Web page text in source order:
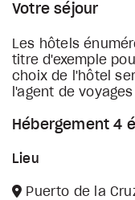
Votre séjour
Les hôtels
titre d'exemple
choix de l'hôtel
l'agent de
Hébergement 4
Lieu
Puerto de la